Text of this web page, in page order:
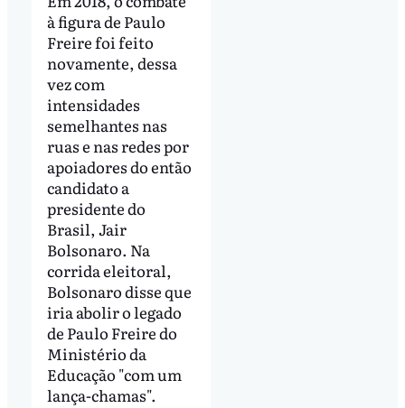
à figura de Paulo
Freire foi feito
novamente, dessa
vez com
intensidades
semelhantes nas
ruas e nas redes por
apoiadores do então
candidato a
presidente do
Brasil, Jair
Bolsonaro. Na
corrida eleitoral,
Bolsonaro disse que
iria abolir o legado
de Paulo Freire do
Ministério da
Educação "com um
lança-chamas".